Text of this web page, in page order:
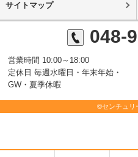
サイトマップ
048-
営業時間 10:00～18:00
定休日 毎週水曜日・年末年始・
GW・夏季休暇
©センチュリ